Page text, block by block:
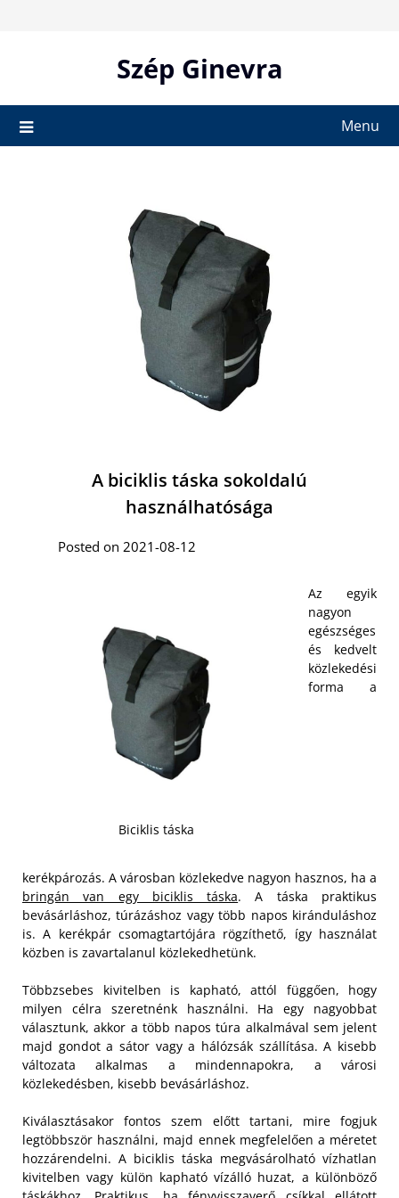
Szép Ginevra
Menu
A biciklis táska sokoldalú
használhatósága
Posted on 2021-08-12
Biciklis táska
Az egyik
nagyon
egészséges
és kedvelt
közlekedési
forma a
kerékpározás. A városban közlekedve nagyon hasznos, ha a
bringán van egy biciklis táska. A táska praktikus
bevásárláshoz, túrázáshoz vagy több napos kiránduláshoz
is. A kerékpár csomagtartójára rögzíthető, így használat
közben is zavartalanul közlekedhetünk.
Többzsebes kivitelben is kapható, attól függően, hogy
milyen célra szeretnénk használni. Ha egy nagyobbat
választunk, akkor a több napos túra alkalmával sem jelent
majd gondot a sátor vagy a hálózsák szállítása. A kisebb
változata alkalmas a mindennapokra, a városi
közlekedésben, kisebb bevásárláshoz.
Kiválasztásakor fontos szem előtt tartani, mire fogjuk
legtöbbször használni, majd ennek megfelelően a méretet
hozzárendelni. A biciklis táska megvásárolható vízhatlan
kivitelben vagy külön kapható vízálló huzat, a különböző